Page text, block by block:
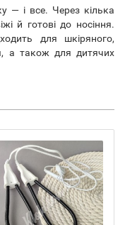
— і все. Через кілька
й готові до носіння.
для шкіряного,
а також для дитячих